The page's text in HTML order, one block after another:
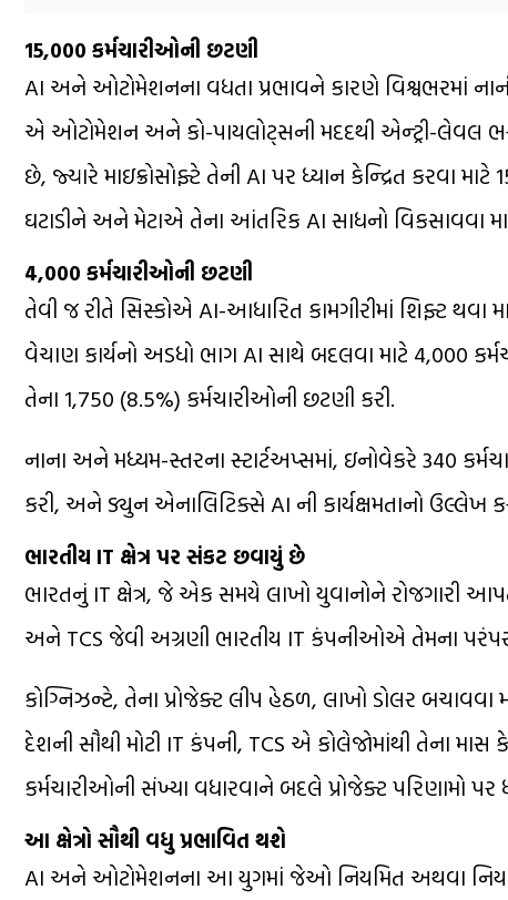
15,000 કર્મચારીઓની છટણી
AI અને ઓટોમેશનના વધતા પ્રભાવને કારણે વિશ્વભરમાં
એ ઓટોમેશન અને કો-પાયલોટ્સની મદદથી એન્ટ્રી-લેવલ
છે, જ્યારે માઇક્રોસોફ્ટે તેની AI પર ધ્યાન કેન્દ્રિત કરવા
ઘટાડીને અને મેટાએ તેના આંતરિક AI સાધનો વિકસાવવા
4,000 કર્મચારીઓની છટણી
તેવી જ રીતે સિસ્કોએ AI-આધારિત કામગીરીમાં શિફ્ટ થવા
વેચાણ કાર્યનો અડધો ભાગ AI સાથે બદલવા માટે 4,000
તેના 1,750 (8.5%) કર્મચારીઓની છટણી કરી.
નાના અને મધ્યમ-સ્તરના સ્ટાર્ટઅપ્સમાં, ઇનોવેકરે 340
કરી, અને ડ્યુન એનાલિટિક્સે AI ની કાર્યક્ષમતાનો ઉલ્લેખ
ભારતીય IT ક્ષેત્ર પર સંકટ છવાયું છે
ભારતનું IT ક્ષેત્ર, જે એક સમયે લાખો યુવાનોને રોજગારી
અને TCS જેવી અગ્રણી ભારતીય IT કંપનીઓએ તેમના
કોગ્નિઝન્ટે, તેના પ્રોજેક્ટ લીપ હેઠળ, લાખો ડોલર
દેશની સૌથી મોટી IT કંપની, TCS એ કોલેજોમાંથી તેના
કર્મચારીઓની સંખ્યા વધારવાને બદલે પ્રોજેક્ટ પરિણામો પર
આ ક્ષેત્રો સૌથી વધુ પ્રભાવિત થશે
AI અને ઓટોમેશનના આ યુગમાં જેઓ નિયમિત અથવા